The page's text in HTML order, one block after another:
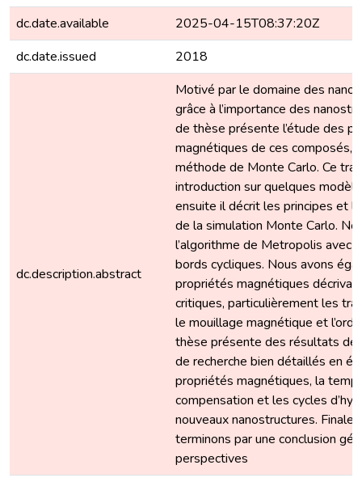
dc.date.available
2025-04-15T08:37:20Z
dc.date.issued
2018
dc.description.abstract
Motivé par le domaine des
grâce à l’importance des
de thèse présente l’étude des
magnétiques de ces composés,
méthode de Monte Carlo. Ce
introduction sur quelques
ensuite il décrit les principes et
de la simulation Monte Carlo.
l’algorithme de Metropolis avec
bords cycliques. Nous avons
propriétés magnétiques
critiques, particulièrement les
le mouillage magnétique et
thèse présente des résultats de
de recherche bien détaillés en
propriétés magnétiques, la
compensation et les cycles
nouveaux nanostructures.
terminons par une conclusion
perspectives